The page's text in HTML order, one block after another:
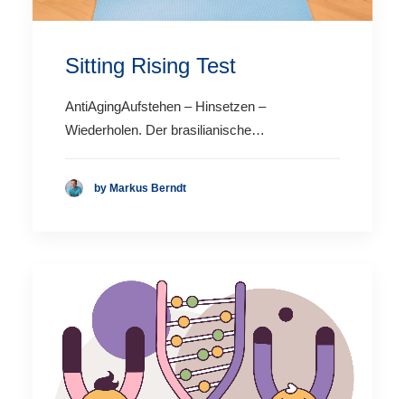
Sitting Rising Test
AntiAgingAufstehen – Hinsetzen –
Wiederholen. Der brasilianische…
by Markus Berndt